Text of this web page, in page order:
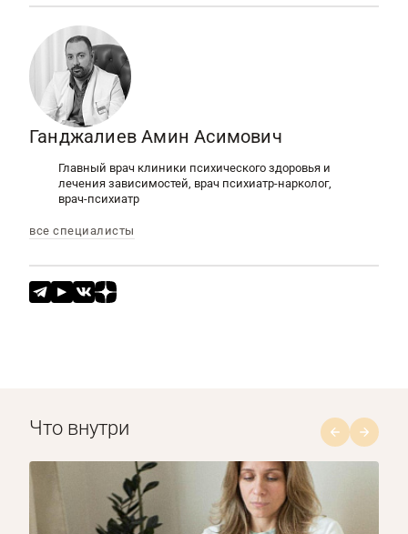
Ганджалиев Амин Асимович
Главный врач клиники психического здоровья и
лечения зависимостей, врач психиатр-нарколог,
врач-психиатр
все специалисты
Что внутри